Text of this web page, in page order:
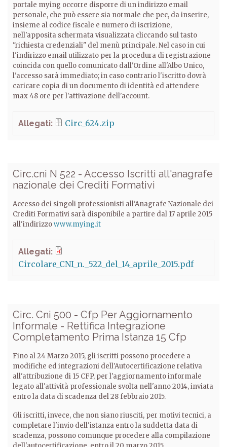
portale mying occorre disporre di un indirizzo email
personale, che può essere sia normale che pec, da inserire,
insieme al codice fiscale e numero di iscrizione,
nell'apposita schermata visualizzata cliccando sul tasto
"richiesta credenziali" del menù principale. Nel caso in cui
l'indirizzo email utilizzato per la procedura di registrazione
coincida con quello comunicato dall'Ordine all'Albo Unico,
l'accesso sarà immediato; in caso contrario l'iscritto dovrà
caricare copia di un documento di identità ed attendere
max 48 ore per l'attivazione dell'account.
Allegati: Circ_624.zip
Circ.cni N 522 - Accesso Iscritti all'anagrafe
nazionale dei Crediti Formativi
Accesso dei singoli professionisti all'Anagrafe Nazionale dei
Crediti Formativi sarà disponibile a partire dal 17 aprile 2015
all'indirizzowww.mying.it
Allegati:
Circolare_CNI_n._522_del_14_aprile_2015.pdf
Circ. Cni 500 - Cfp Per Aggiornamento
Informale - Rettifica Integrazione
Completamento Prima Istanza 15 Cfp
Fino al 24 Marzo 2015, gli iscritti possono procedere a
modifiche ed integrazioni dell'Autocertificazione relativa
all'attribuzione di 15 CFP, per l'aggiornamento informale
legato all'attività professionale svolta nell'anno 2014, inviata
entro la data di scadenza del 28 febbraio 2015.
Gli iscritti, invece, che non siano riusciti, per motivi tecnici, a
completare l'invio dell'istanza entro la suddetta data di
scadenza, possono comunque procedere alla compilazione